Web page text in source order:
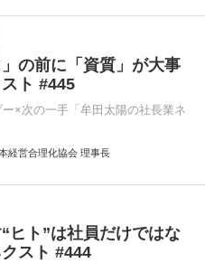
の前に「資質」が大事
ト #445
ー×次の一手「牟田太陽の社長業ネ
経営合理化協会 理事長
ヒト”は社員だけではな
スト #444